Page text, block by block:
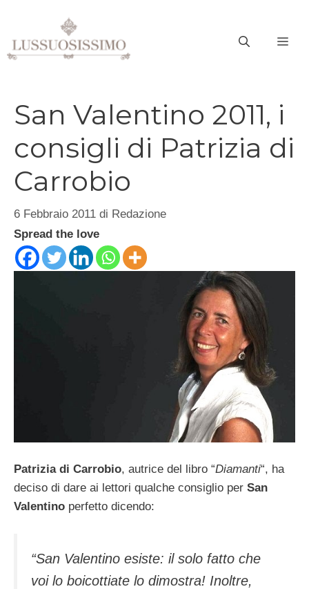
contenuto
San Valentino 2011, i
consigli di Patrizia di
Carrobio
6 Febbraio 2011 di Redazione
Spread the love
Patrizia di Carrobio, autrice del libro “Diamanti“, ha
deciso di dare ai lettori qualche consiglio per San
Valentino perfetto dicendo:
“San Valentino esiste: il solo fatto che
voi lo boicottiate lo dimostra! Inoltre,